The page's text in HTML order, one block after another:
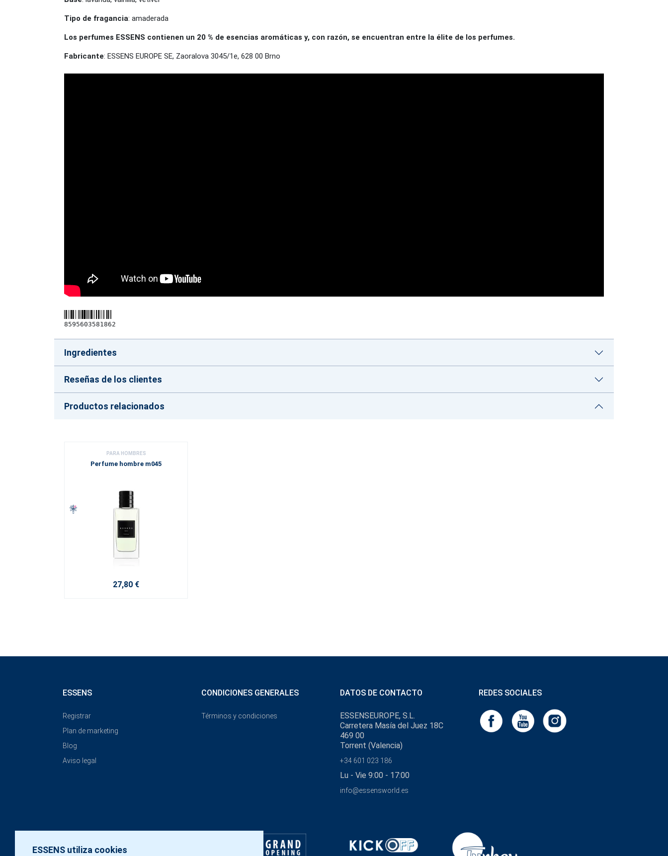
Tipo de fragancia: amaderada
Los perfumes ESSENS contienen un 20 % de esencias aromáticas y, con razón, se encuentran entre la élite de los perfumes.
Fabricante: ESSENS EUROPE SE, Zaoralova 3045/1e, 628 00 Brno
8595603581862
Ingredientes
Reseñas de los clientes
Productos relacionados
PARA HOMBRES
Perfume hombre m045
27,80 €
ESSENS utiliza cookies
ESSENS
Registrar
Plan de marketing
Blog
Aviso legal
CONDICIONES GENERALES
Términos y condiciones
DATOS DE CONTACTO
ESSENSEUROPE, S.L.
Carretera Masía del Juez 18C
469 00
Torrent (Valencia)
+34 601 023 186
Lu - Vie 9:00 - 17:00
info@essensworld.es
REDES SOCIALES